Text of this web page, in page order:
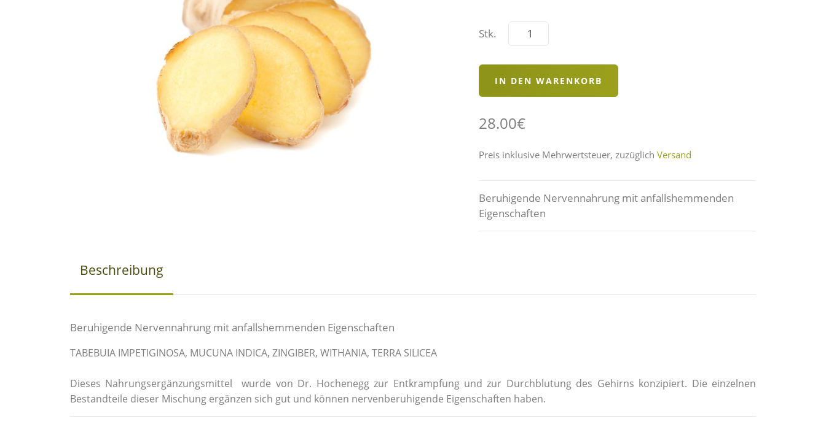
Stk.
28.00€
Preis inklusive Mehrwertsteuer, zuzüglich Versand
Beruhigende Nervennahrung mit anfallshemmenden
Eigenschaften
Beschreibung
Beruhigende Nervennahrung mit anfallshemmenden Eigenschaften
TABEBUIA IMPETIGINOSA, MUCUNA INDICA, ZINGIBER, WITHANIA, TERRA SILICEA
Dieses Nahrungsergänzungsmittel wurde von Dr. Hochenegg zur Entkrampfung und zur Durchblutung des Gehirns konzipiert. Die einzelnen
Bestandteile dieser Mischung ergänzen sich gut und können nervenberuhigende Eigenschaften haben.